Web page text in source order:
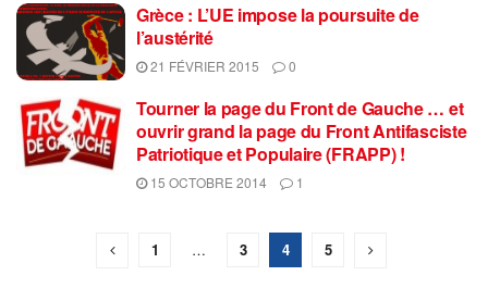
Grèce : L’UE impose la poursuite de
l’austérité
21 FÉVRIER 2015 0
Tourner la page du Front de Gauche … et
ouvrir grand la page du Front Antifasciste
Patriotique et Populaire (FRAPP) !
15 OCTOBRE 2014 1
1 … 3 4 5